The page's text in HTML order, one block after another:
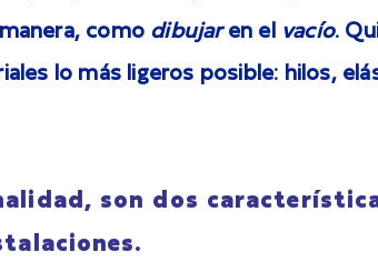
como dibujaren el vacío.
lo más ligeros posible: hilos,
son dos